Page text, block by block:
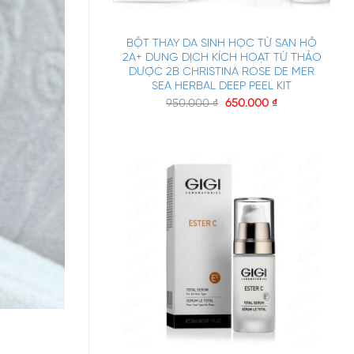
BỘT THAY DA SINH HỌC TỪ SAN HÔ
2A+ DUNG DỊCH KÍCH HOẠT TỪ THẢO
DƯỢC 2B CHRISTINA ROSE DE MER
SEA HERBAL DEEP PEEL KIT
950.000₫ 650.000 ₫